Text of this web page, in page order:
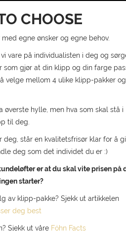
CHOOSE
egne ønsker og egne behov.
vare på individualisten i deg og
som gjør at din klipp og din farge
velge mellom 4 ulike klipp-pakker
øverste hylle, men hva som skal stå i
til deg.
deg, står en kvalitetsfrisør klar for å
deg som det individet du er :)
er at du skal vite prisen på
starter?
av klipp-pakke? Sjekk ut artikkelen
deg best
Sjekk ut våre Föhn Facts